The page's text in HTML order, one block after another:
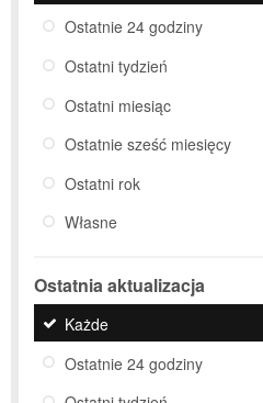
Ostatnie 24 godziny
Ostatni tydzień
Ostatni miesiąc
Ostatnie sześć miesięcy
Ostatni rok
Własne
Ostatnia aktualizacja
Każde
Ostatnie 24 godziny